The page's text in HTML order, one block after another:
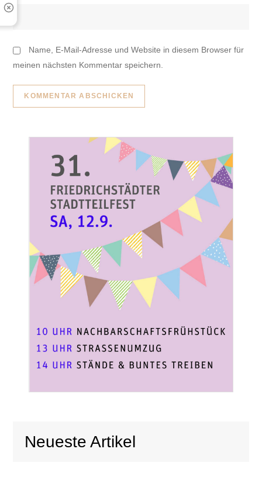
Name, E-Mail-Adresse und Website in diesem Browser für
meinen nächsten Kommentar speichern.
Neueste Artikel